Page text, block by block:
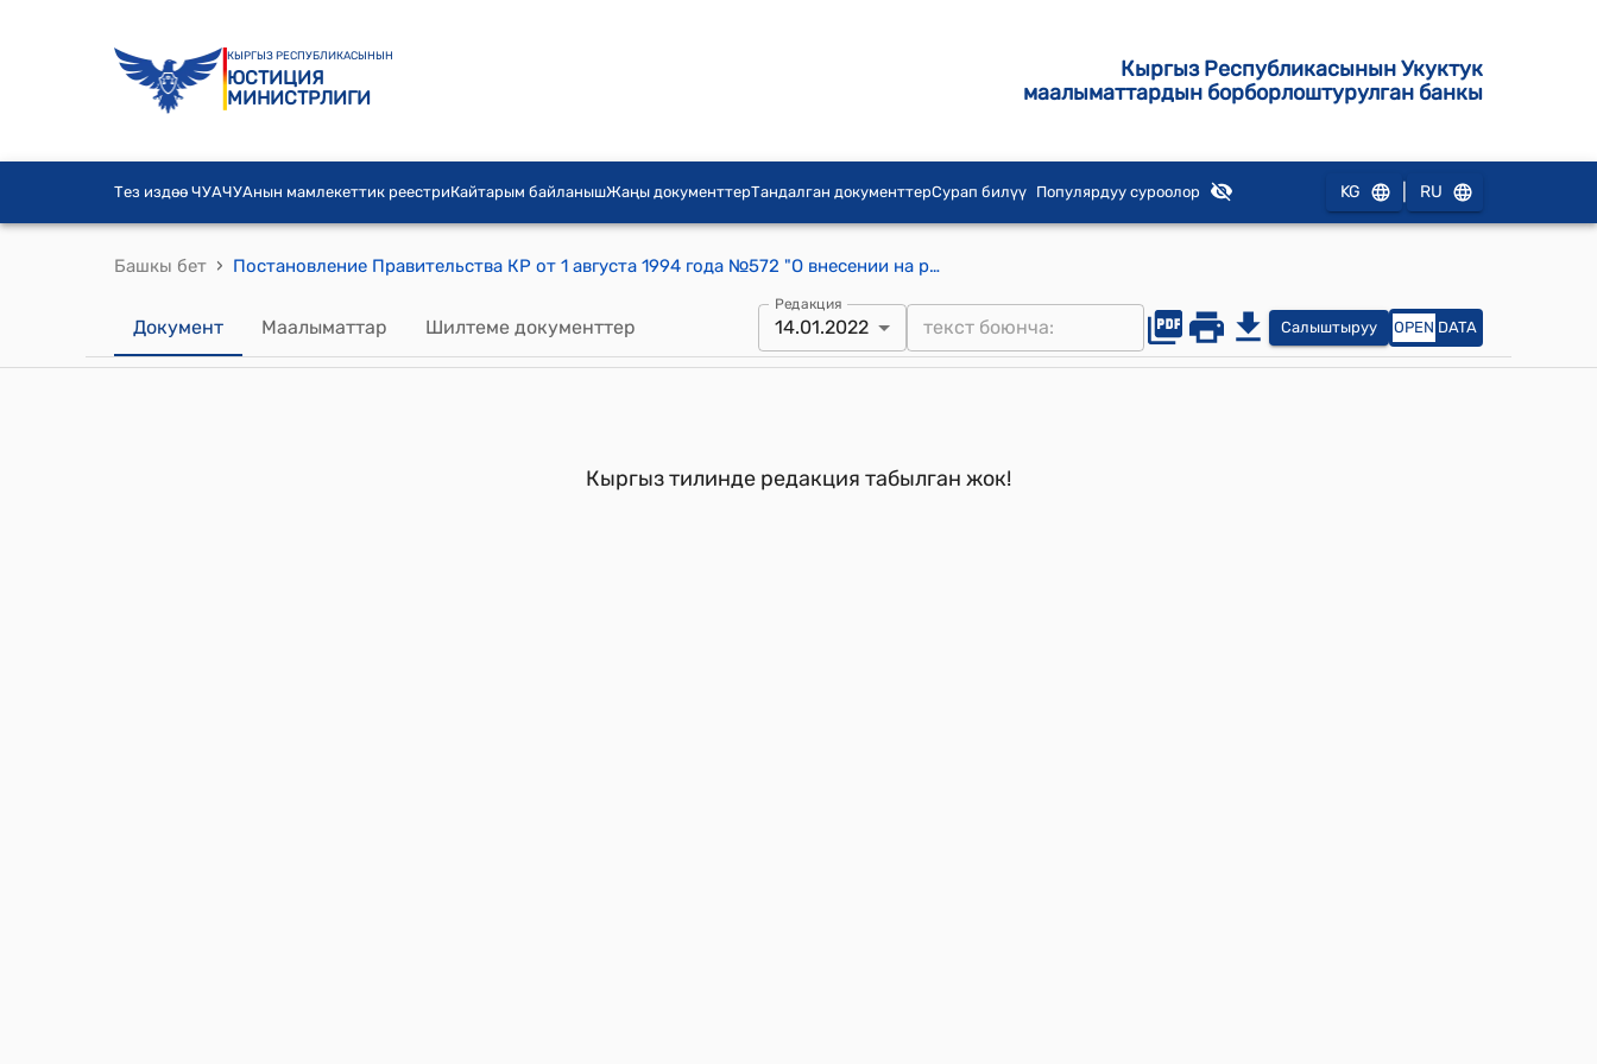
КЫРГЫЗ РЕСПУБЛИКАСЫНЫН
ЮСТИЦИЯ
МИНИСТРЛИГИ
Кыргыз Республикасынын Укуктук
маалыматтардын борборлоштурулган банкы
Тез издөө ЧУАЧУАнын мамлекеттик реестриКайтарым байланышЖаңы документтерТандалган документтерСурап билүү Популярдуу суроолор KG RU
Башкы бет › Постановление Правительства КР от 1 августа 1994 года №572 "О внесении на рассмотрение Жогорку Кенеша Кыргызской Республики законопроекта об изменениях и дополнениях в Закон Кыргызской Республики "Об индивидуальном жилищном строительстве в Кыргызской Республике"
Документ Маалыматтар Шилтеме документтер
Редакция
14.01.2022 Салыштыруу OPEN DATA
Кыргыз тилинде редакция табылган жок!